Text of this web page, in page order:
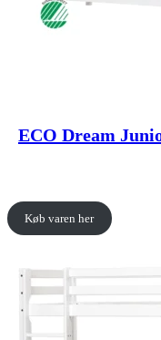
ECO Dream
Køb varen her